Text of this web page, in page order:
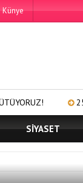
Künye
250 BİN ÖĞÜN,
SİYASET